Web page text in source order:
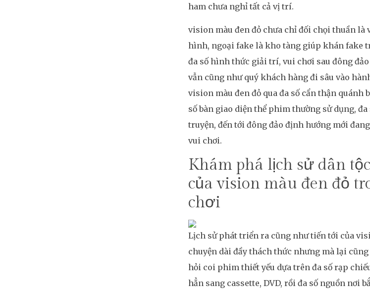
ham chưa nghỉ tất cả vị trí.
vision màu đen đỏ chưa chỉ đối chọi thuần
hình, ngoại fake là kho tàng giúp khán fake
đa số hình thức giải trí, vui chơi sau đông
vẫn cũng như quý khách hàng đi sâu vào
vision màu đen đỏ qua đa số cẩn thận
số bàn giao diện thể phim thường sử dụng,
truyện, đến tới đông đảo định hướng mới
vui chơi.
Khám phá lịch sử dân
của vision màu đen đỏ
chơi
Lịch sử phát triển ra cũng như tiến tới của
chuyện dài đầy thách thức nhưng mà lại
hỏi coi phim thiết yếu dựa trên đa số rạp
hẳn sang cassette, DVD, rồi đa số nguồn nơi